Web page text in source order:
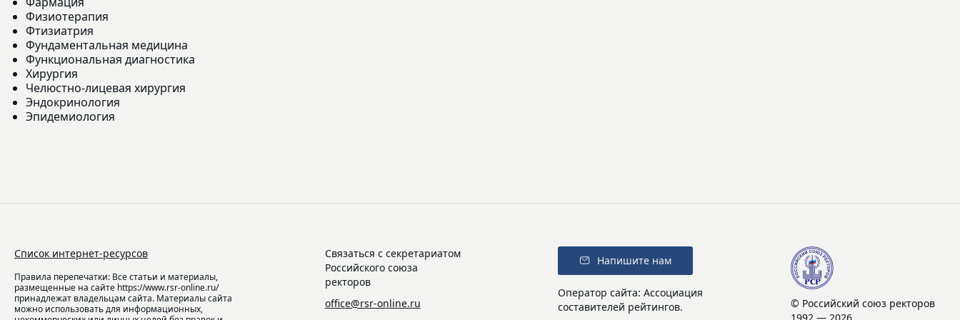
Физиотерапия
Фтизиатрия
Фундаментальная медицина
Функциональная диагностика
Хирургия
Челюстно-лицевая хирургия
Эндокринология
Эпидемиология
Список интернет-ресурсов
Правила перепечатки: Все статьи и материалы,
размещенные на сайте https://www.rsr-online.ru/
принадлежат владельцам сайта. Материалы сайта
можно использовать для информационных,
Связаться с секретариатом
Российского союза
ректоров
office@rsr-online.ru
Напишите нам
Оператор сайта: Ассоциация
составителей рейтингов.
© Российский союз ректоров